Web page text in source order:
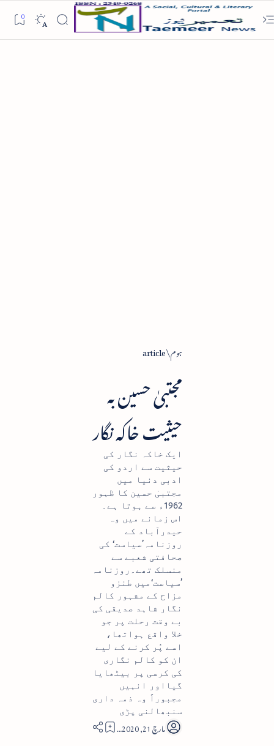
ہوم article
مجتبیٰ حسین بہ
حیثیت خاکہ نگار
ایک خاکہ نگار کی
حیثیت سے اردو کی
ادبی دنیا میں
مجتبیٰ حسین کا ظہور
1962ء سے ہوتا ہے۔
اس زمانے میں وہ
حیدرآباد کے
روزنامہ’سیاست‘ کی
صحافتی شعبے سے
منسلک تھے۔روزنامہ
’سیاست‘میں طنزو
مزاح کے مشہور کالم
نگار شاہد صدیقی کی
بے وقت رحلت پر جو
خلا واقع ہواتھا،
اسے پُر کرنے کے لیے
ان کو کالم نگاری
کی کرسی پر بیٹھایا
گیااور انہیں
مجبوراً وہ ذمہ داری
سنبھالنی پڑی
10